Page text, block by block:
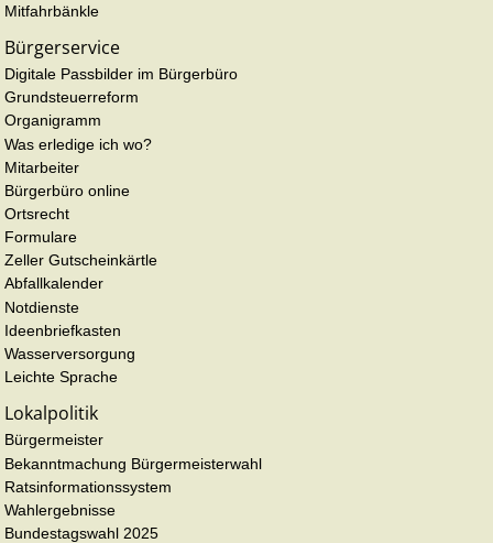
Mitfahrbänkle
Bürgerservice
Digitale Passbilder im Bürgerbüro
Grundsteuerreform
Organigramm
Was erledige ich wo?
Mitarbeiter
Bürgerbüro online
Ortsrecht
Formulare
Zeller Gutscheinkärtle
Abfallkalender
Notdienste
Ideenbriefkasten
Wasserversorgung
Leichte Sprache
Lokalpolitik
Bürgermeister
Bekanntmachung Bürgermeisterwahl
Ratsinformationssystem
Wahlergebnisse
Bundestagswahl 2025